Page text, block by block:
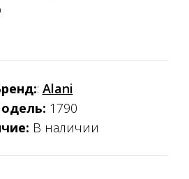
: Alani
1790
В наличии